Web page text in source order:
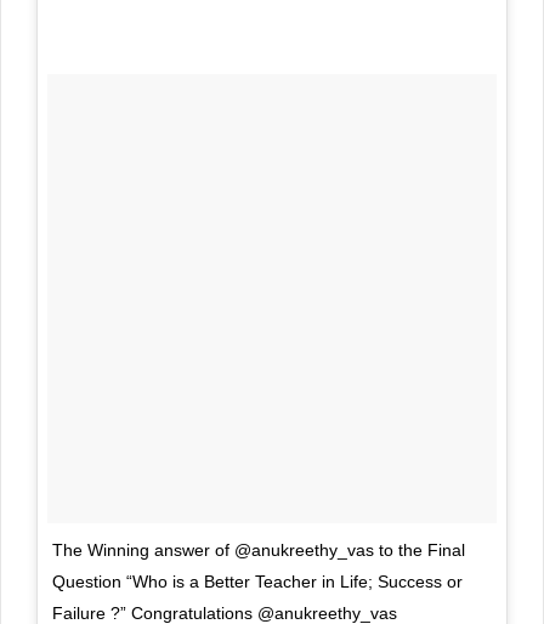
The Winning answer of @anukreethy_vas to the Final
Question “Who is a Better Teacher in Life; Success or
Failure ?” Congratulations @anukreethy_vas